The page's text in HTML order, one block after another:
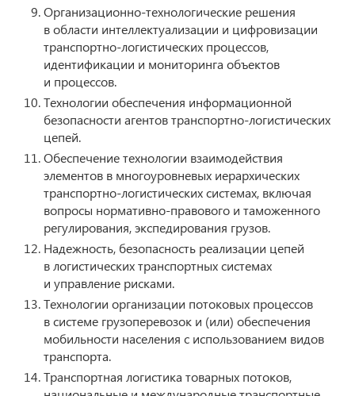
Организационно-технологические решения
в области интеллектуализации и цифровизации
транспортно-логистических процессов,
идентификации и мониторинга объектов
и процессов.
Технологии обеспечения информационной
безопасности агентов транспортно-логистических
цепей.
Обеспечение технологии взаимодействия
элементов в многоуровневых иерархических
транспортно-логистических системах, включая
вопросы нормативно-правового и таможенного
регулирования, экспедирования грузов.
Надежность, безопасность реализации цепей
в логистических транспортных системах
и управление рисками.
Технологии организации потоковых процессов
в системе грузоперевозок и (или) обеспечения
мобильности населения с использованием видов
транспорта.
Транспортная логистика товарных потоков,